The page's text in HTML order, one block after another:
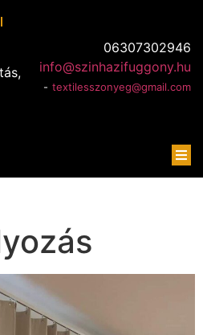
06307302946
info@szinhazifuggony.hu
- textilesszonyeg@gmail.com